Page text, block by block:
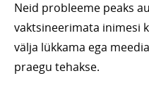
Neid probleeme peaks
vaktsineerimata inimesi
välja lükkama ega
praegu tehakse.